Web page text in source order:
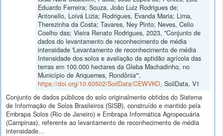
Eduardo Ferreira; Souza, João Luiz Rodrigues de;
Antonello, Loivá Lizia; Rodrigues, Evanda Maria; Lima,
Therezinha da Costa; Tavares, Ney Pinto; Neves, Celio
Coelho das; Vieira Renato Rodrigues, 2023, "Conjunto de
dados do levantamento de reconhecimento de média
intensidade 'Levantamento de reconhecimento de média
Intensidade dos solos e avaliação da aptidão agrícola das
terras em 100.000 hectares da Gleba Machadinho, no
Município de Ariquemes, Rondônia'",
https://doi.org/10.60502/SoilData/CEWVKO, SoilData, V1
Conjunto de dados públicos do solo originalmente obtidos do Sistema
de Informação de Solos Brasileiros (SISB), construído e mantido pela
Embrapa Solos (Rio de Janeiro) e Embrapa Informática Agropecuária
(Campinas), referente ao levantamento de reconhecimento de média
intensidade...